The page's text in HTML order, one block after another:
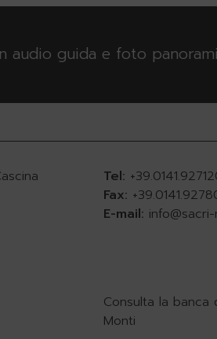
audio guida e foto
Tel:
Fax:
E-mail:
Consulta la
Monti